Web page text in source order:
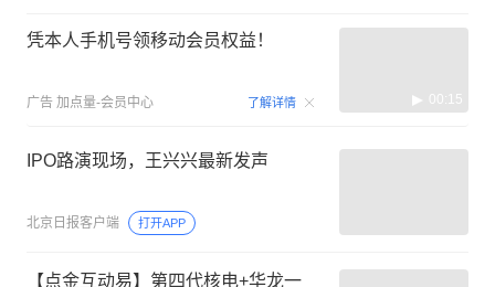
凭本人手机号领移动会员权益！
广告 加点量-会员中心 了解详情 00:15
IPO路演现场，王兴兴最新发声
北京日报客户端 打开APP
【点金互动易】第四代核电+华龙一